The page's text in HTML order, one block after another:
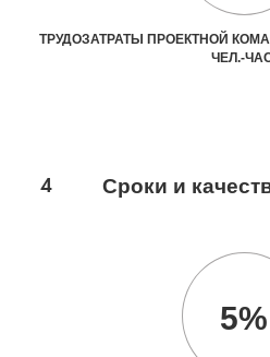
ТРУДОЗАТРАТЫ ПРОЕКТНОЙ
ЧЕЛ.-
4 Сроки и
5%